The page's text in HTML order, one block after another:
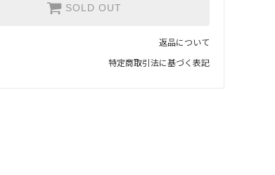
SOLD OUT
返品について
特定商取引法に基づく表記